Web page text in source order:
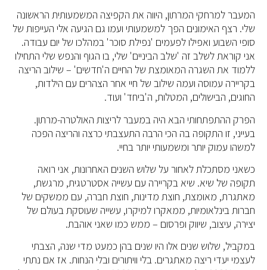
המעבר למרחקי המרתון, היווה את הקפיצה המשמעותית הראשונה
שלי. רצף האימונים הפך למשמעותי ועמו גם הגיעה אלי העייפות של
סופי השבוע ואפילו לפעמים 'נפילת סוכר' במהלכו של יום עבודה.
אני קוראת לשלב זה 'שלב הביניים' שלי, בו הגוף והנפש שלי התחילו
ללמוד את השגרה המאומצת של החיים ה'חדשים' – שילוב הריצה
בקריירה עמוסה ועמה שילוב של חיי אחר הצהרים עם הילדות,
החוגים, הבישולים, המטלות, ה'ביחד' ועוד.
הפרק ההתפתחותי הבא היה במעבר לריצות האולטרה-מרתון.
בעייני, זו התקופה בה הכי הרבה התעצבתי כרצה והריצה הפכה
למשהו עמוק יותר ומשמעותי יותר בחיי.
כשאני מסתכלת לאחור על שלוש השנים האחרונות, אני רואה
תקופה של שיא. שיא בקריירה עם עשייה אסטרטגית, מרגשת,
מאתגרת, מאומצת, חוצת מדינות, חוצת חברה, עם ממשקים של
חברות בינלאומיות, ממאקרו למיקרו, עשייה שעוסקת בעולם של
יצירה, עיצוב, שיווק ופרסום – ממש כמו שאני אוהבת.
במקביל, שלוש שנים אלו היו שנים בהן כמעט מדי שנה, הצבתי
לעצמי יעדי ריצה מאתגרים. בלי וויתורים ובלי הנחות. אז אם נתתי